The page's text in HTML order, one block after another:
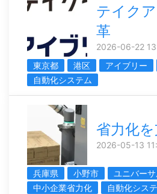
テイク
革
2026-06-22
東京都
港区 アイブリー
自動化システム
省力化
2026-05-13
兵庫県 小野市
ユニバー
中小企業省力化
自動化シス